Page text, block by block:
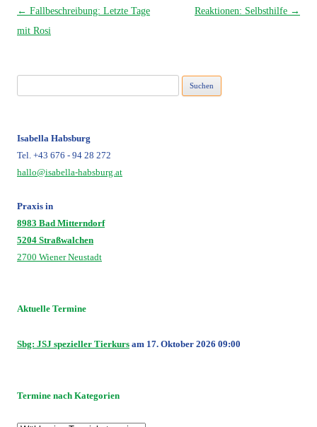
Beitragsnavigation
← Fallbeschreibung: Letzte Tage
mit Rosi
Reaktionen: Selbsthilfe →
nach:
Isabella Habsburg
Tel. +43 676 - 94 28 272
hallo@isabella-habsburg.at
Praxis in
8983 Bad Mitterndorf
5204 Straßwalchen
2700 Wiener Neustadt
Aktuelle Termine
Sbg: JSJ spezieller Tierkurs am 17. Oktober 2026 09:00
Termine nach Kategorien